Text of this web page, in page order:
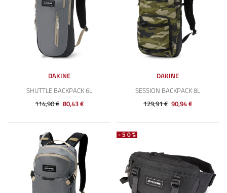
DAKINE
SHUTTLE BACKPACK 6L
114,90 € 80,43 €
DAKINE
SESSION BACKPACK 8L
129,91 € 90,94 €
-50%